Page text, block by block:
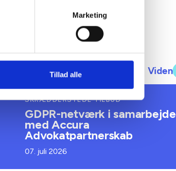
Marketing
Tillad alle Viden
SKRÆDDERSYEDE TILBUD
GDPR-netværk i samarbejde
med Accura
Advokatpartnerskab
07. juli 2026